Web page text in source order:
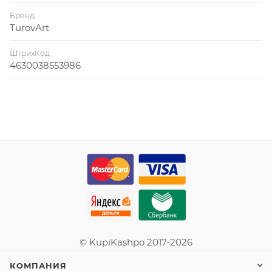
Бренд
TurovArt
ШтрихКод
4630038553986
© KupiKashpo 2017-2026
КОМПАНИЯ